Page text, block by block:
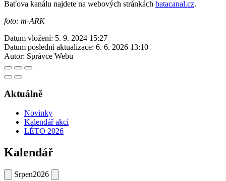
Baťova kanálu najdete na webových stránkách batacanal.cz.
foto: m-ARK
Datum vložení: 5. 9. 2024 15:27
Datum poslední aktualizace: 6. 6. 2026 13:10
Autor: Správce Webu
Aktuálně
Novinky
Kalendář akcí
LÉTO 2026
Kalendář
Srpen2026